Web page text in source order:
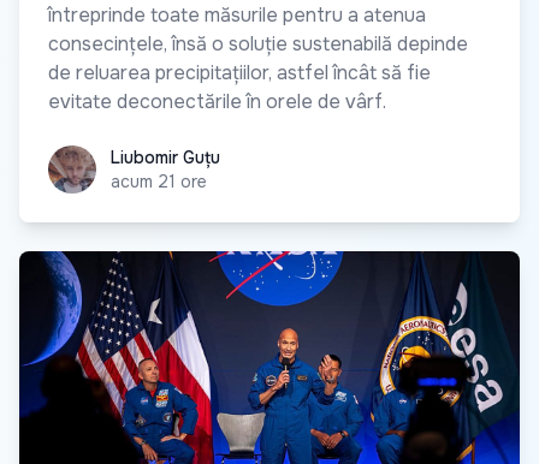
întreprinde toate măsurile pentru a atenua
consecințele, însă o soluție sustenabilă depinde
de reluarea precipitațiilor, astfel încât să fie
evitate deconectările în orele de vârf.
Liubomir Guțu
Liubomir Guțu
acum 21 ore